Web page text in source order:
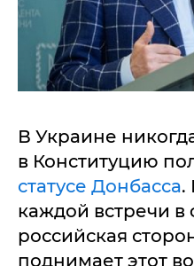
В Украине
в Конституцию
статусе Донбасса.
каждой встречи в
российская
поднимает этот